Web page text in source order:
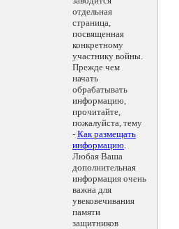
отдельная
страница,
посвященная
конкретному
участнику войны.
Прежде чем
начать
обрабатывать
информацию,
прочитайте,
пожалуйста, тему
- Как размещать
информацию.
Любая Ваша
дополнительная
информация очень
важна для
увековечивания
памяти
защитников